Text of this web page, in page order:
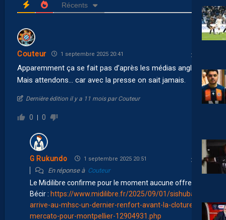
Récents
Couteur 1 septembre 2025 20:41
Apparemment ça se fait pas d’après les médias anglais.
Mais attendons… car avec la presse on sait jamais.
Dernière édition il y a 11 mois par Couteur
0 0
G Rukundo 1 septembre 2025 20:51
En réponse à Couteur
Le Midilibre confirme pour le moment aucune offre pour
Bécir : https://www.midilibre.fr/2025/09/01/sishuba-
arrive-au-mhsc-un-dernier-renfort-avant-la-cloture-du-
mercato-pour-montpellier-12904931.php